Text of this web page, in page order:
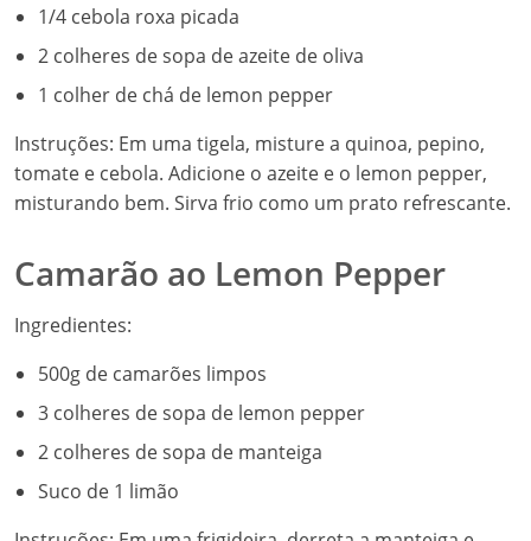
1/4 cebola roxa picada
2 colheres de sopa de azeite de oliva
1 colher de chá de lemon pepper
Instruções: Em uma tigela, misture a quinoa, pepino,
tomate e cebola. Adicione o azeite e o lemon pepper,
misturando bem. Sirva frio como um prato refrescante.
Camarão ao Lemon Pepper
Ingredientes:
500g de camarões limpos
3 colheres de sopa de lemon pepper
2 colheres de sopa de manteiga
Suco de 1 limão